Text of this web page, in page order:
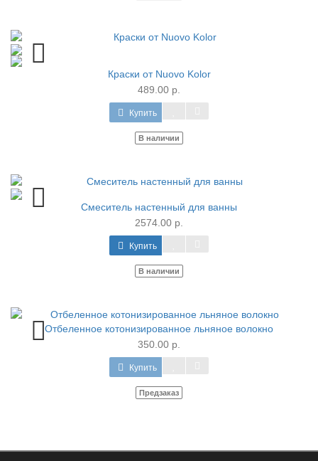
Краски от Nuovo Kolor
489.00 р.
Купить
В наличии
Смеситель настенный для ванны
2574.00 р.
Купить
В наличии
Отбеленное котонизированное льняное волокно
350.00 р.
Купить
Предзаказ